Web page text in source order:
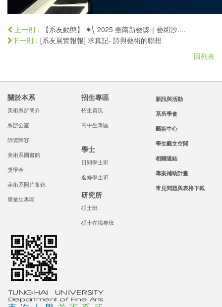
上一則： 【系友動態】 ✷⎝ 2025 臺南新藝獎｜藝術沙....
下一則： [系友展覽報報] 求真記- 詩與藝術的聯想
回列表
關於本系
美術系所簡介
系辦公室
師資陣容
美術系圖書館
獎學金
美術系照片集錦
畢業生專區
招生專區
招生資訊
高中生專區
學士
日間學士班
進修學士班
研究所
碩士班
碩士在職專班
新訊與活動
系所學會
藝術中心
學生藝文空間
相關連結
專案補助計畫
常見問題與表格下載